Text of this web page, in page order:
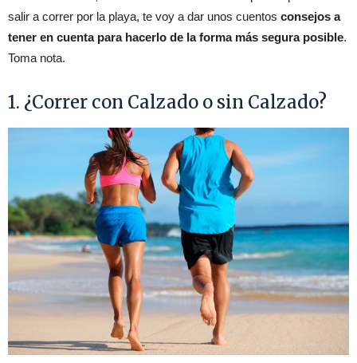
salir a correr por la playa, te voy a dar unos cuentos consejos a
tener en cuenta para hacerlo de la forma más segura posible.
Toma nota.
1. ¿Correr con Calzado o sin Calzado?